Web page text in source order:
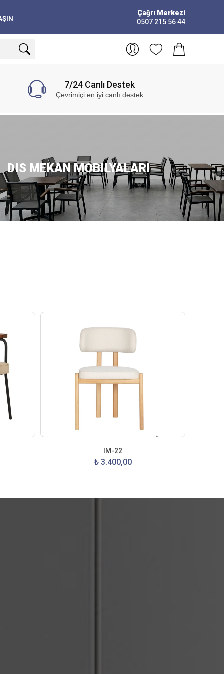
Çağrı Merkezi
0507 215 56 44
7/24 Canlı Destek
Çevrimiçi en iyi canlı destek
DIS MEKAN MOBILYALARI
IM-22
₺ 3.400,00